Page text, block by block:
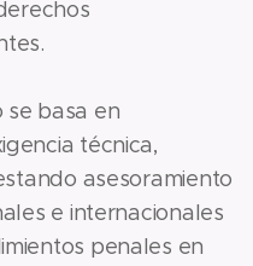
basa en
técnica,
asesoramiento
e internacionales
penales en